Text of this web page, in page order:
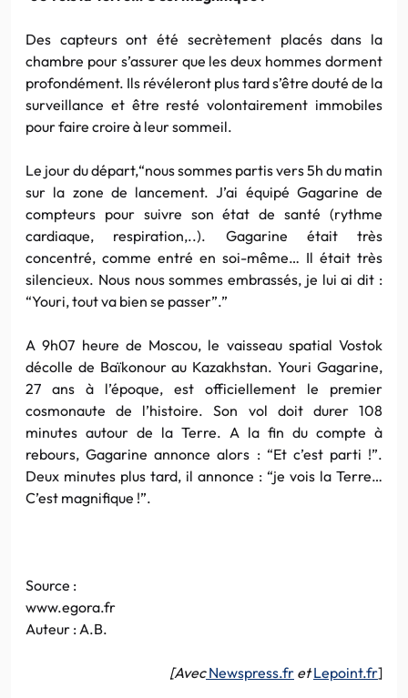
Des capteurs ont été secrètement placés dans la
chambre pour s’assurer que les deux hommes dorment
profondément. Ils révéleront plus tard s’être douté de la
surveillance et être resté volontairement immobiles
pour faire croire à leur sommeil.
Le jour du départ,“nous sommes partis vers 5h du matin
sur la zone de lancement. J’ai équipé Gagarine de
compteurs pour suivre son état de santé (rythme
cardiaque, respiration,..). Gagarine était très
concentré, comme entré en soi-même… Il était très
silencieux. Nous nous sommes embrassés, je lui ai dit :
“Youri, tout va bien se passer”.”
A 9h07 heure de Moscou, le vaisseau spatial Vostok
décolle de Baïkonour au Kazakhstan. Youri Gagarine,
27 ans à l’époque, est officiellement le premier
cosmonaute de l’histoire. Son vol doit durer 108
minutes autour de la Terre. A la fin du compte à
rebours, Gagarine annonce alors : “Et c’est parti !”.
Deux minutes plus tard, il annonce : “je vois la Terre…
C’est magnifique !”.
Source :
www.egora.fr
Auteur : A.B.
[Avec Newspress.fr et Lepoint.fr]